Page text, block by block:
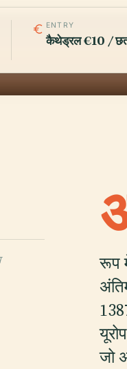
ENTRY
कैथेड्रल €10 /
रूप
जो